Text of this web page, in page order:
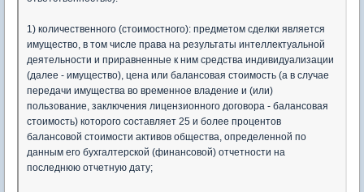
1) количественного (стоимостного): предметом сделки является
имущество, в том числе права на результаты интеллектуальной
деятельности и приравненные к ним средства индивидуализации
(далее - имущество), цена или балансовая стоимость (а в случае
передачи имущества во временное владение и (или)
пользование, заключения лицензионного договора - балансовая
стоимость) которого составляет 25 и более процентов
балансовой стоимости активов общества, определенной по
данным его бухгалтерской (финансовой) отчетности на
последнюю отчетную дату;